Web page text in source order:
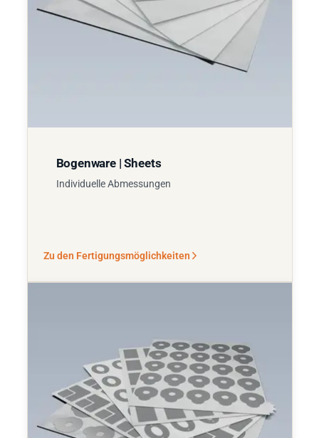
Bogenware | Sheets
Individuelle Abmessungen
Zu den Fertigungsmöglichkeiten